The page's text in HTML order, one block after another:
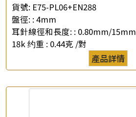
貨號: E75-PL06+EN288
盤徑: : 4mm
耳針線徑和長度: : 0.80mm/15mm
18k 约重 : 0.44克 /對
產品詳情